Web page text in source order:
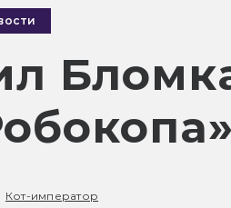
Кот-император